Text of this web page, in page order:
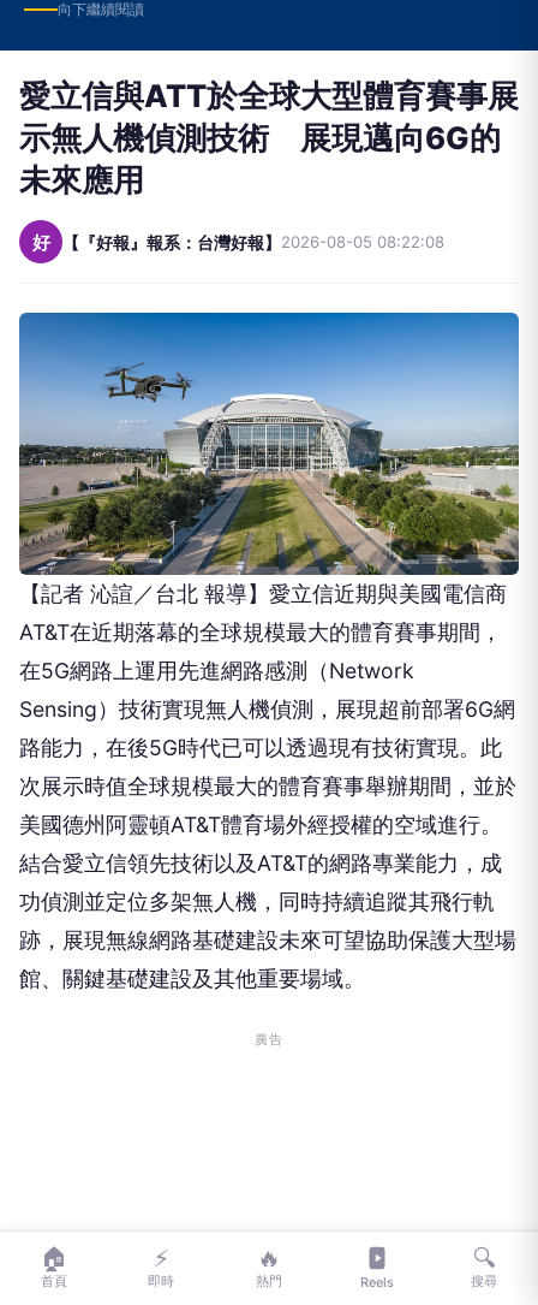
向下繼續閱讀
愛立信與ATT於全球大型體育賽事展
示無人機偵測技術 展現邁向6G的
未來應用
好 【『好報』報系：台灣好報】 2026-08-05 08:22:08
【記者 沁諠／台北 報導】愛立信近期與美國電信商
AT&T在近期落幕的全球規模最大的體育賽事期間，
在5G網路上運用先進網路感測（Network
Sensing）技術實現無人機偵測，展現超前部署6G網
路能力，在後5G時代已可以透過現有技術實現。此
次展示時值全球規模最大的體育賽事舉辦期間，並於
美國德州阿靈頓AT&T體育場外經授權的空域進行。
結合愛立信領先技術以及AT&T的網路專業能力，成
功偵測並定位多架無人機，同時持續追蹤其飛行軌
跡，展現無線網路基礎建設未來可望協助保護大型場
館、關鍵基礎建設及其他重要場域。
廣告
🏠
首頁
⚡
即時
🔥
熱門 Reels
🔍
搜尋